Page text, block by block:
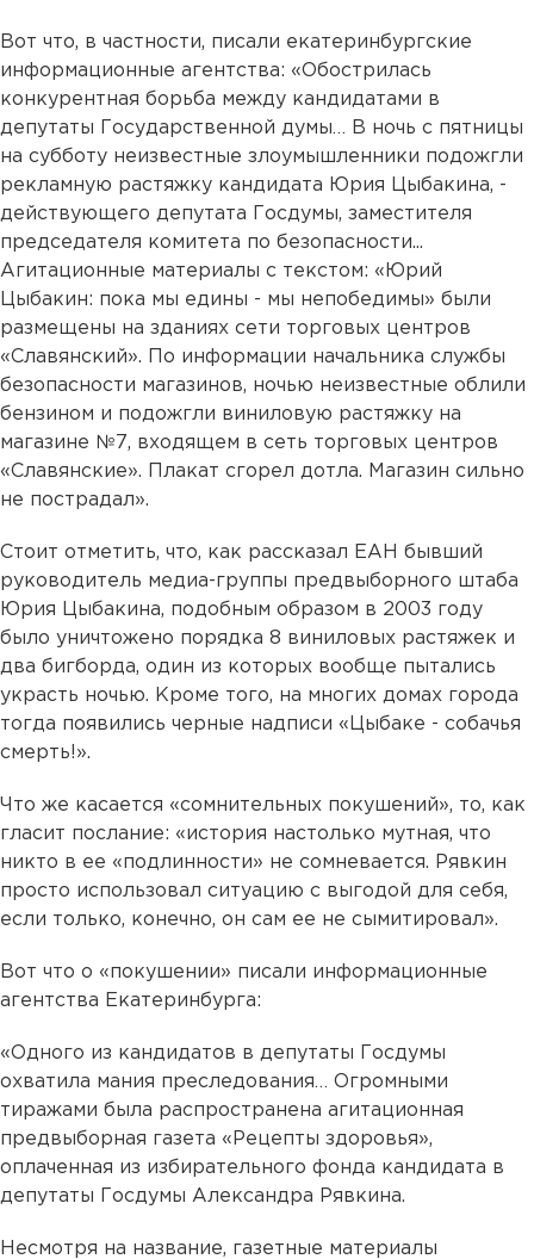
Вот что, в частности, писали екатеринбургские
информационные агентства: «Обострилась
конкурентная борьба между кандидатами в
депутаты Государственной думы… В ночь с пятницы
на субботу неизвестные злоумышленники подожгли
рекламную растяжку кандидата Юрия Цыбакина, -
действующего депутата Госдумы, заместителя
председателя комитета по безопасности...
Агитационные материалы с текстом: «Юрий
Цыбакин: пока мы едины - мы непобедимы» были
размещены на зданиях сети торговых центров
«Славянский». По информации начальника службы
безопасности магазинов, ночью неизвестные облили
бензином и подожгли виниловую растяжку на
магазине №7, входящем в сеть торговых центров
«Славянские». Плакат сгорел дотла. Магазин сильно
не пострадал».
Стоит отметить, что, как рассказал ЕАН бывший
руководитель медиа-группы предвыборного штаба
Юрия Цыбакина, подобным образом в 2003 году
было уничтожено порядка 8 виниловых растяжек и
два бигборда, один из которых вообще пытались
украсть ночью. Кроме того, на многих домах города
тогда появились черные надписи «Цыбаке - собачья
смерть!».
Что же касается «сомнительных покушений», то, как
гласит послание: «история настолько мутная, что
никто в ее «подлинности» не сомневается. Рявкин
просто использовал ситуацию с выгодой для себя,
если только, конечно, он сам ее не сымитировал».
Вот что о «покушении» писали информационные
агентства Екатеринбурга:
«Одного из кандидатов в депутаты Госдумы
охватила мания преследования… Огромными
тиражами была распространена агитационная
предвыборная газета «Рецепты здоровья»,
оплаченная из избирательного фонда кандидата в
депутаты Госдумы Александра Рявкина.
Несмотря на название, газетные материалы